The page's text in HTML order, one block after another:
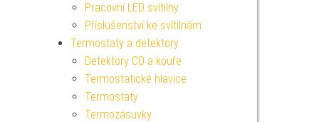
Pracovní LED svítilny
Příslušenství ke svítilnám
Termostaty a detektory
Detektory CO a kouře
Termostatické hlavice
Termostaty
Termozásuvky